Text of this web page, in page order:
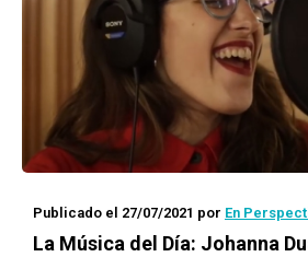
Publicado el 27/07/2021 por En
La Música del Día: Johanna